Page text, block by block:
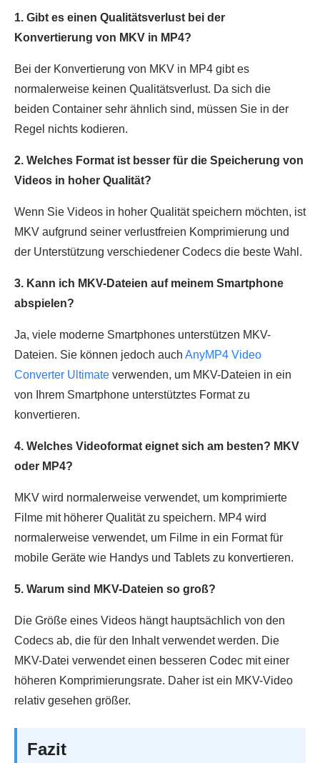
1. Gibt es einen Qualitätsverlust bei der
Konvertierung von MKV in MP4?
Bei der Konvertierung von MKV in MP4 gibt es
normalerweise keinen Qualitätsverlust. Da sich die
beiden Container sehr ähnlich sind, müssen Sie in der
Regel nichts kodieren.
2. Welches Format ist besser für die Speicherung von
Videos in hoher Qualität?
Wenn Sie Videos in hoher Qualität speichern möchten, ist
MKV aufgrund seiner verlustfreien Komprimierung und
der Unterstützung verschiedener Codecs die beste Wahl.
3. Kann ich MKV-Dateien auf meinem Smartphone
abspielen?
Ja, viele moderne Smartphones unterstützen MKV-
Dateien. Sie können jedoch auch AnyMP4 Video
Converter Ultimate verwenden, um MKV-Dateien in ein
von Ihrem Smartphone unterstütztes Format zu
konvertieren.
4. Welches Videoformat eignet sich am besten? MKV
oder MP4?
MKV wird normalerweise verwendet, um komprimierte
Filme mit höherer Qualität zu speichern. MP4 wird
normalerweise verwendet, um Filme in ein Format für
mobile Geräte wie Handys und Tablets zu konvertieren.
5. Warum sind MKV-Dateien so groß?
Die Größe eines Videos hängt hauptsächlich von den
Codecs ab, die für den Inhalt verwendet werden. Die
MKV-Datei verwendet einen besseren Codec mit einer
höheren Komprimierungsrate. Daher ist ein MKV-Video
relativ gesehen größer.
Fazit